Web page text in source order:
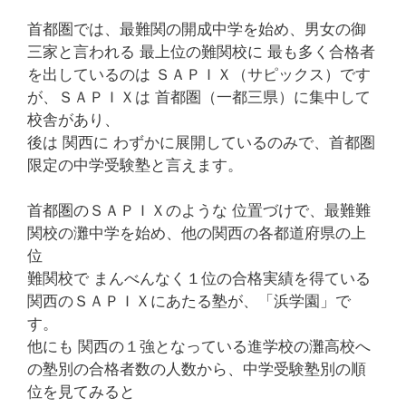
首都圏では、最難関の開成中学を始め、男女の御
三家と言われる 最上位の難関校に 最も多く合格者
を出しているのは ＳＡＰＩＸ（サピックス）です
が、ＳＡＰＩＸは 首都圏（一都三県）に集中して
校舎があり、
後は 関西に わずかに展開しているのみで、首都圏
限定の中学受験塾と言えます。
首都圏のＳＡＰＩＸのような 位置づけで、最難難
関校の灘中学を始め、他の関西の各都道府県の上
位
難関校で まんべんなく１位の合格実績を得ている
関西のＳＡＰＩＸにあたる塾が、「浜学園」で
す。
他にも 関西の１強となっている進学校の灘高校へ
の塾別の合格者数の人数から、中学受験塾別の順
位を見てみると